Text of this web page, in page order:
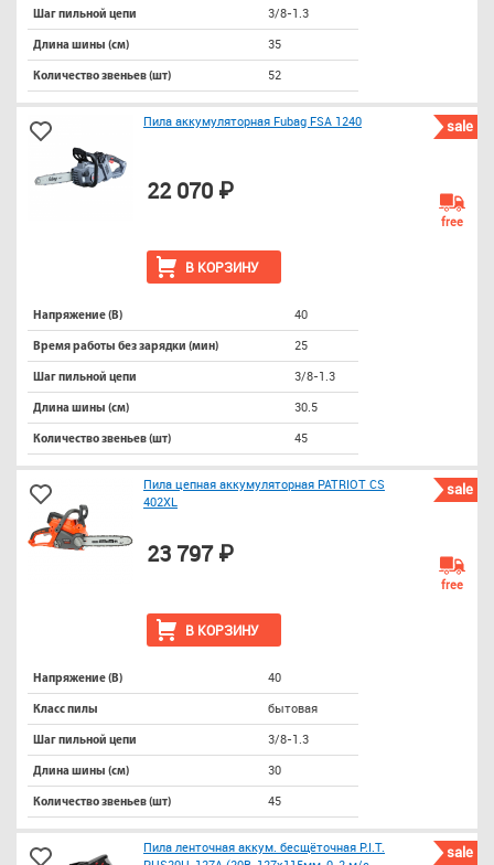
Шаг пильной цепи 3/8-1.3
Длина шины (см) 35
Количество звеньев (шт) 52
sale
Пила аккумуляторная Fubag FSA 1240
В КОРЗИНУ
22 070 ₽
free
Напряжение (В) 40
Время работы без зарядки (мин) 25
Шаг пильной цепи 3/8-1.3
Длина шины (см) 30.5
Количество звеньев (шт) 45
sale
Пила цепная аккумуляторная PATRIOT СS
402XL
В КОРЗИНУ
23 797 ₽
free
Напряжение (В) 40
Класс пилы бытовая
Шаг пильной цепи 3/8-1.3
Длина шины (см) 30
Количество звеньев (шт) 45
sale
Пила ленточная аккум. бесщёточная P.I.T.